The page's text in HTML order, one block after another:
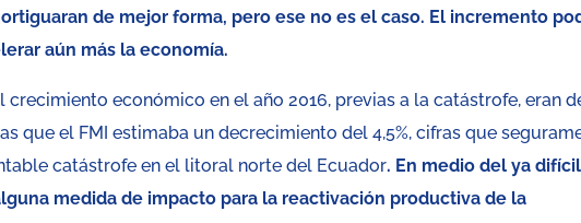
de mejor forma, pero ese no es el caso. El incremento
aún más la economía.
crecimiento económico en el año 2016, previas a la catástrofe, eran
que el FMI estimaba un decrecimiento del 4,5%, cifras que
catástrofe en el litoral norte del Ecuador. En medio del ya difícil
medida de impacto para la reactivación productiva de la